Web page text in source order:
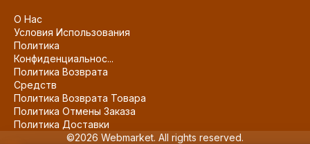
О Нас
Условия Использования
Политика
Конфиденциальнос...
Политика Возврата
Средств
Политика Возврата Товара
Политика Отмены Заказа
Политика Доставки
©2026 Webmarket. All rights reserved.